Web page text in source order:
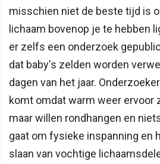
misschien niet de beste tijd is
lichaam bovenop je te hebben
er zelfs een onderzoek
dat baby's zelden worden
dagen van het jaar.
komt omdat warm weer ervoor
maar willen rondhangen en
gaat om fysieke inspanning en
slaan van vochtige